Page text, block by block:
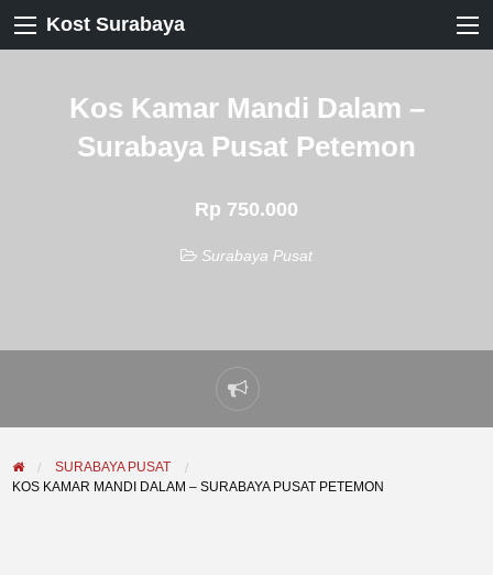
Kost Surabaya
Kos Kamar Mandi Dalam –
Surabaya Pusat Petemon
Rp 750.000
Surabaya Pusat
Laporkan
masalah
SURABAYA PUSAT
KOS KAMAR MANDI DALAM – SURABAYA PUSAT PETEMON